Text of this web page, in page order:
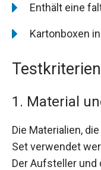
Enthält eine
Kartonboxen
Testkriterien
1. Material
Die Materialien,
Set verwendet
Der Aufsteller und